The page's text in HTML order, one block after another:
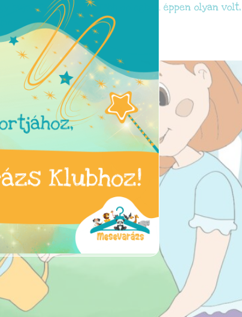
A legtöbb dologban éppen olyan
[…]